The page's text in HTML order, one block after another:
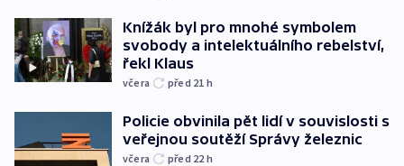
Knížák byl pro mnohé symbolem
svobody a intelektuálního rebelství,
řekl Klaus
včera před 21 h
Policie obvinila pět lidí v souvislosti s
veřejnou soutěží Správy železnic
včera před 22 h